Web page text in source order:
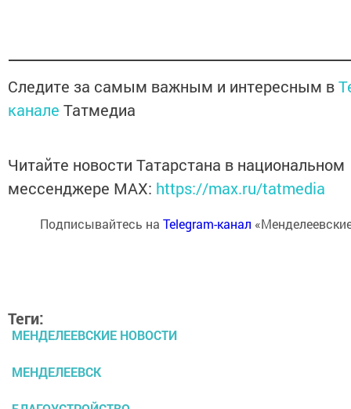
Следите за самым важным и интересным в
канале Татмедиа
Читайте новости Татарстана в национальном
мессенджере MАХ: https://max.ru/tatmedia
Подписывайтесь на Telegram-канал
Теги:
МЕНДЕЛЕЕВСКИЕ НОВОСТИ
МЕНДЕЛЕЕВСК